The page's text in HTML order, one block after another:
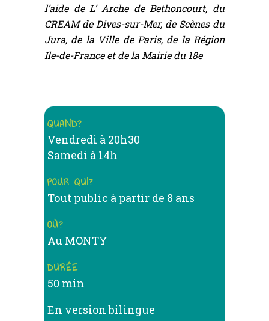
l’aide de L’ Arche de Bethoncourt, du
CREAM de Dives-sur-Mer, de Scènes du
Jura, de la Ville de Paris, de la Région
Ile-de-France et de la Mairie du 18e
QUAND?
Vendredi à 20h30
Samedi à 14h
POUR QUI?
Tout public à partir de 8 ans
OÙ?
Au MONTY
DURÉE
50 min
En version bilingue